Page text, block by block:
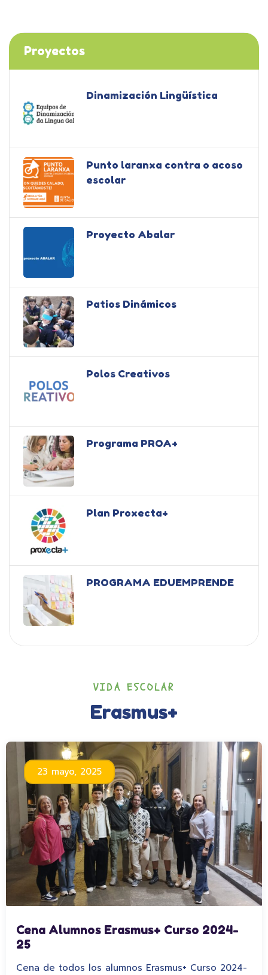
Proyectos
Dinamización Lingüística
Punto laranxa contra o acoso
escolar
Proyecto Abalar
Patios Dinámicos
Polos Creativos
Programa PROA+
Plan Proxecta+
PROGRAMA EDUEMPRENDE
VIDA ESCOLAR
Erasmus+
23 mayo, 2025
Cena Alumnos Erasmus+ Curso 2024-
25
Cena de todos los alumnos Erasmus+ Curso 2024-